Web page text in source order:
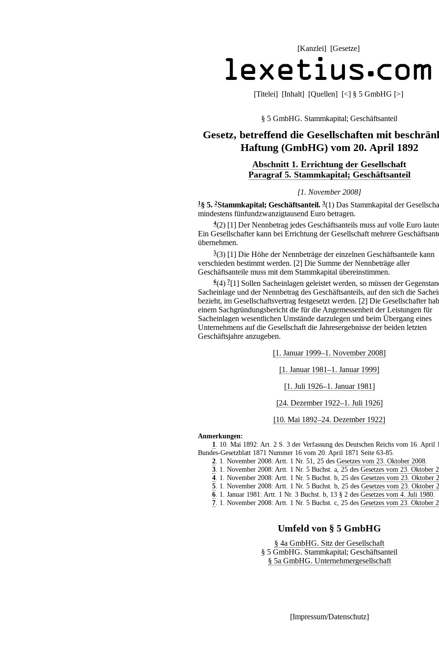
[Kanzlei] [Gesetze]
[Titelei] [Inhalt] [Quellen] [<] § 5 GmbHG [>]
§ 5 GmbHG. Stammkapital; Geschäftsanteil
Gesetz, betreffend die Gesellschaften mit
Haftung (GmbHG) vom 20. April 1892
Abschnitt 1. Errichtung der Gesellschaft
Paragraf 5. Stammkapital; Geschäftsanteil
[1. November 2008]
1 § 5. 2Stammkapital; Geschäftsanteil. 3(1) Das Stammkapital der
mindestens fünfundzwanzigtausend Euro betragen.
4(2) [1] Der Nennbetrag jedes Geschäftsanteils muss auf volle Euro
Ein Gesellschafter kann bei Errichtung der Gesellschaft mehrere
übernehmen.
5(3) [1] Die Höhe der Nennbeträge der einzelnen Geschäftsanteile kann
verschieden bestimmt werden. [2] Die Summe der Nennbeträge aller
Geschäftsanteile muss mit dem Stammkapital übereinstimmen.
6(4) 7[1] Sollen Sacheinlagen geleistet werden, so müssen der
Sacheinlage und der Nennbetrag des Geschäftsanteils, auf den sich die
bezieht, im Gesellschaftsvertrag festgesetzt werden. [2] Die Gesellschafter
einem Sachgründungsbericht die für die Angemessenheit der Leistungen für
Sacheinlagen wesentlichen Umstände darzulegen und beim Übergang eines
Unternehmens auf die Gesellschaft die Jahresergebnisse der beiden letzten
Geschäftsjahre anzugeben.
[1. Januar 1999–1. November 2008]
[1. Januar 1981–1. Januar 1999]
[1. Juli 1926–1. Januar 1981]
[24. Dezember 1922–1. Juli 1926]
[10. Mai 1892–24. Dezember 1922]
Anmerkungen:
1
. 10. Mai 1892: Art. 2 S. 3 der Verfassung des Deutschen Reichs vom 16. April
Bundes-Gesetzblatt 1871 Nummer 16 vom 20. April 1871 Seite 63-85.
2. 1. November 2008: Artt. 1 Nr. 51, 25 des Gesetzes vom 23. Oktober 2008.
3. 1. November 2008: Artt. 1 Nr. 5 Buchst. a, 25 des Gesetzes vom 23. Oktober
4. 1. November 2008: Artt. 1 Nr. 5 Buchst. b, 25 des Gesetzes vom 23. Oktober
5. 1. November 2008: Artt. 1 Nr. 5 Buchst. b, 25 des Gesetzes vom 23. Oktober
6. 1. Januar 1981: Artt. 1 Nr. 3 Buchst. b, 13 § 2 des Gesetzes vom 4. Juli 1980.
7. 1. November 2008: Artt. 1 Nr. 5 Buchst. c, 25 des Gesetzes vom 23. Oktober
Umfeld von § 5 GmbHG
§ 4a GmbHG. Sitz der Gesellschaft
§ 5 GmbHG. Stammkapital; Geschäftsanteil
§ 5a GmbHG. Unternehmergesellschaft
[Impressum/Datenschutz]